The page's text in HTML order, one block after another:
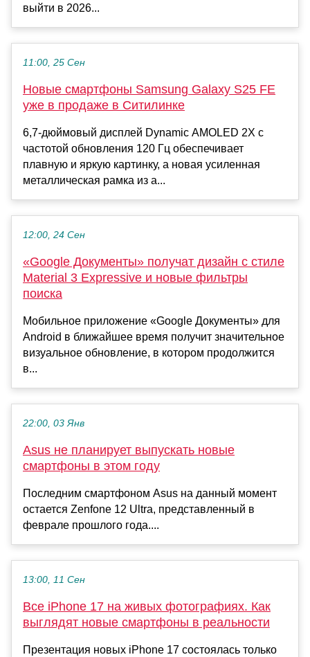
выйти в 2026...
11:00, 25 Сен
Новые смартфоны Samsung Galaxy S25 FE
уже в продаже в Ситилинке
6,7-дюймовый дисплей Dynamic AMOLED 2X с
частотой обновления 120 Гц обеспечивает
плавную и яркую картинку, а новая усиленная
металлическая рамка из а...
12:00, 24 Сен
«Google Документы» получат дизайн с стиле
Material 3 Expressive и новые фильтры
поиска
Мобильное приложение «Google Документы» для
Android в ближайшее время получит значительное
визуальное обновление, в котором продолжится
в...
22:00, 03 Янв
Asus не планирует выпускать новые
смартфоны в этом году
Последним смартфоном Asus на данный момент
остается Zenfone 12 Ultra, представленный в
феврале прошлого года....
13:00, 11 Сен
Все iPhone 17 на живых фотографиях. Как
выглядят новые смартфоны в реальности
Презентация новых iPhone 17 состоялась только